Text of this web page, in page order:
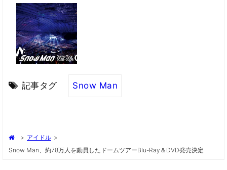
記事タグ Snow Man
> アイドル >
Snow Man、約78万人を動員したドームツアーBlu-Ray＆DVD発売決定